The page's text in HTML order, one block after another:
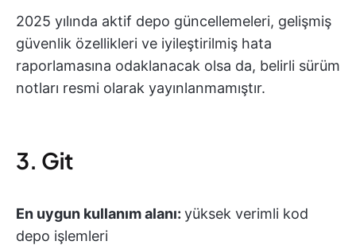
2025 yılında aktif depo güncellemeleri, gelişmiş
güvenlik özellikleri ve iyileştirilmiş hata
raporlamasına odaklanacak olsa da, belirli sürüm
notları resmi olarak yayınlanmamıştır.
3. Git
En uygun kullanım alanı: yüksek verimli kod
depo işlemleri